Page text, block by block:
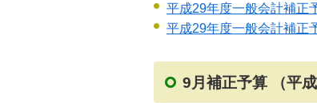
平成29年度一般会計補正
平成29年度一般会計補正
9月補正予算 （平